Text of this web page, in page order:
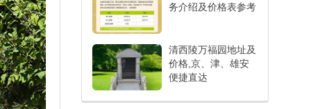
务介绍及价格表参考
清西陵万福园地址及
价格,京、津、雄安
便捷直达